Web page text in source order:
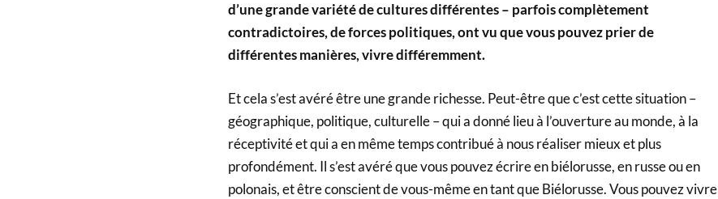
d’une grande variété de cultures différentes – parfois complètement
contradictoires, de forces politiques, ont vu que vous pouvez prier de
différentes manières, vivre différemment.
Et cela s’est avéré être une grande richesse. Peut-être que c’est cette situation –
géographique, politique, culturelle – qui a donné lieu à l’ouverture au monde, à la
réceptivité et qui a en même temps contribué à nous réaliser mieux et plus
profondément. Il s’est avéré que vous pouvez écrire en biélorusse, en russe ou en
polonais, et être conscient de vous-même en tant que Biélorusse. Vous pouvez vivre